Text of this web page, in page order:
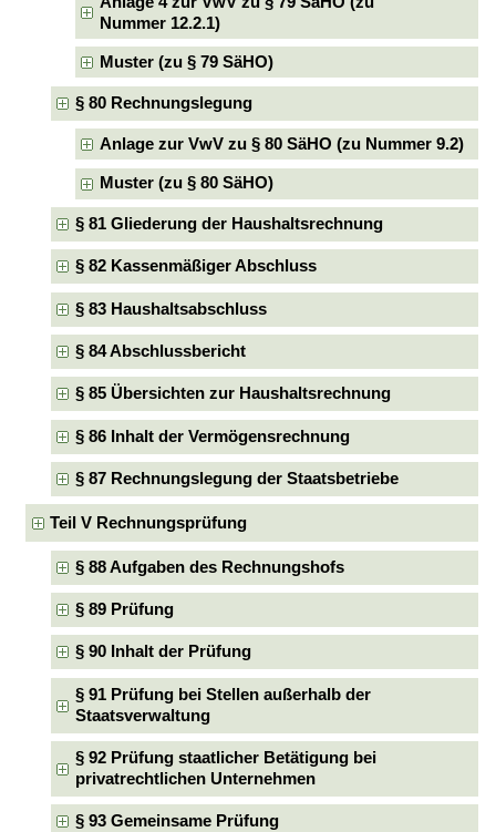
Nummer 12.2.1)
Muster (zu § 79 SäHO)
§ 80 Rechnungslegung
Anlage zur VwV zu § 80 SäHO (zu Nummer 9.2)
Muster (zu § 80 SäHO)
§ 81 Gliederung der Haushaltsrechnung
§ 82 Kassenmäßiger Abschluss
§ 83 Haushaltsabschluss
§ 84 Abschlussbericht
§ 85 Übersichten zur Haushaltsrechnung
§ 86 Inhalt der Vermögensrechnung
§ 87 Rechnungslegung der Staatsbetriebe
Teil V Rechnungsprüfung
§ 88 Aufgaben des Rechnungshofs
§ 89 Prüfung
§ 90 Inhalt der Prüfung
§ 91 Prüfung bei Stellen außerhalb der
Staatsverwaltung
§ 92 Prüfung staatlicher Betätigung bei
privatrechtlichen Unternehmen
§ 93 Gemeinsame Prüfung